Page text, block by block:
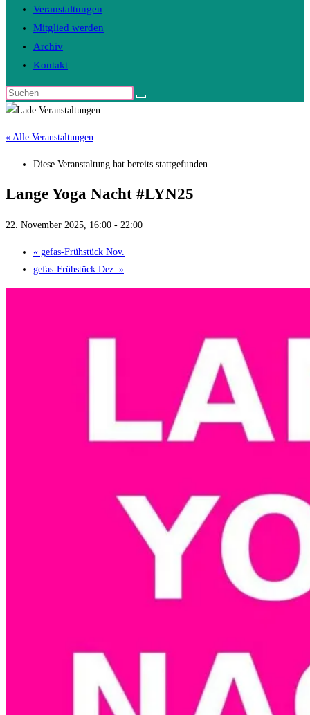
Veranstaltungen
Mitglied werden
Archiv
Kontakt
Diese
Website
« Alle Veranstaltungen
Diese Veranstaltung hat bereits stattgefunden.
Lange Yoga Nacht #LYN25
22. November 2025, 16:00 - 22:00
« gefas-Frühstück Nov.
gefas-Frühstück Dez. »